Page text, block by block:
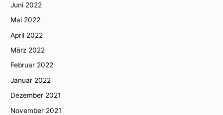
Juni 2022
Mai 2022
April 2022
März 2022
Februar 2022
Januar 2022
Dezember 2021
November 2021